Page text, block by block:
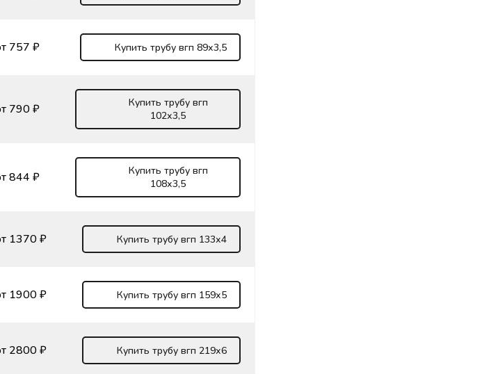
757 ₽ Купить трубу вгп 89х3,5
790 ₽
Купить трубу вгп
102х3,5
844 ₽
Купить трубу вгп
108х3,5
1370 ₽ Купить трубу вгп 133х4
1900 ₽ Купить трубу вгп 159х5
2800 ₽ Купить трубу вгп 219х6